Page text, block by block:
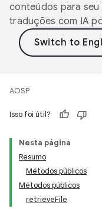
conteúdos para
traduções com IA
AOSP
Isso foi útil?
Nesta página
Resumo
Métodos públicos
Métodos públicos
retrieveFile